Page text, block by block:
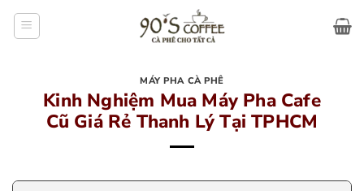
MÁY PHA CÀ PHÊ
Kinh Nghiệm Mua Máy Pha Cafe
Cũ Giá Rẻ Thanh Lý Tại TPHCM